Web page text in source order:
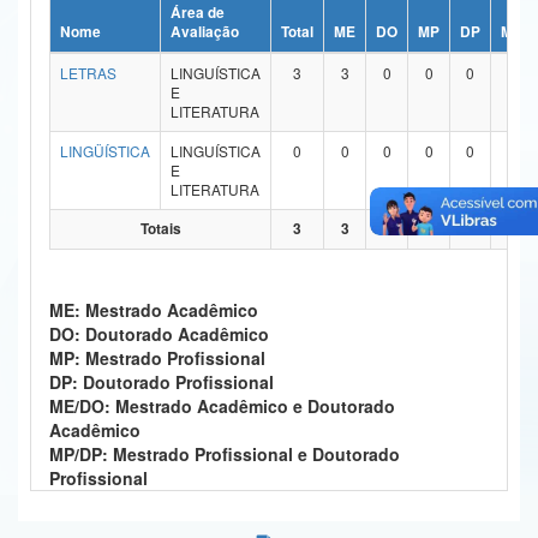
Ministério da Ciência, Tecnologia, Inovações e Comunicações
Ministério do Meio Ambiente
Ministério do Desenvolvimento Regional
Controladoria-Geral da União
Secretaria-Geral
Secretaria de Governo
Gabinete de Segurança Institucional
Advocacia-Geral da União
Nome
Área de
Avaliação
Total ME DO MP DP
ME/
LETRAS
LINGUÍSTICA
E
LITERATURA
3 3 0 0 0
LINGÜÍSTICA
LINGUÍSTICA
E
LITERATURA
0 0 0 0 0
Totais 3 3 0 0 0
ME: Mestrado Acadêmico
DO: Doutorado Acadêmico
MP: Mestrado Profissional
DP: Doutorado Profissional
ME/DO: Mestrado Acadêmico e Doutorado
Acadêmico
MP/DP: Mestrado Profissional e Doutorado
Profissional